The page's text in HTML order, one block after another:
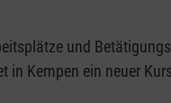
und
Kempen ein neuer